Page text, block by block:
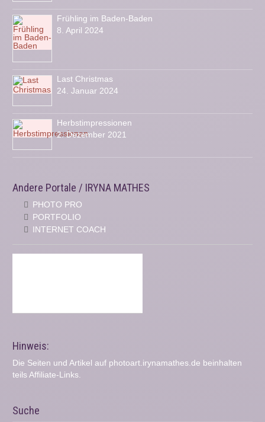
Frühling im Baden-Baden
8. April 2024
Last Christmas
24. Januar 2024
Herbstimpressionen
2. Dezember 2021
Andere Portale / IRYNA MATHES
PHOTO PRO
PORTFOLIO
INTERNET COACH
Hinweis:
Die Seiten und Artikel auf photoart.irynamathes.de beinhalten
teils Affiliate-Links.
Suche